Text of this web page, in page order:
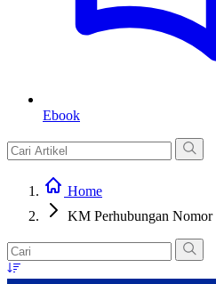
Ebook
Home
KM Perhubungan Nomor